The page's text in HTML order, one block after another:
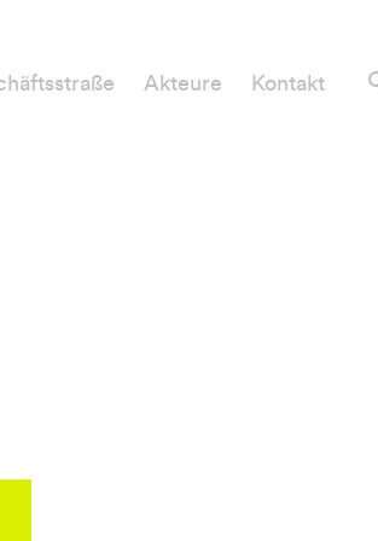
Akteure Kontakt